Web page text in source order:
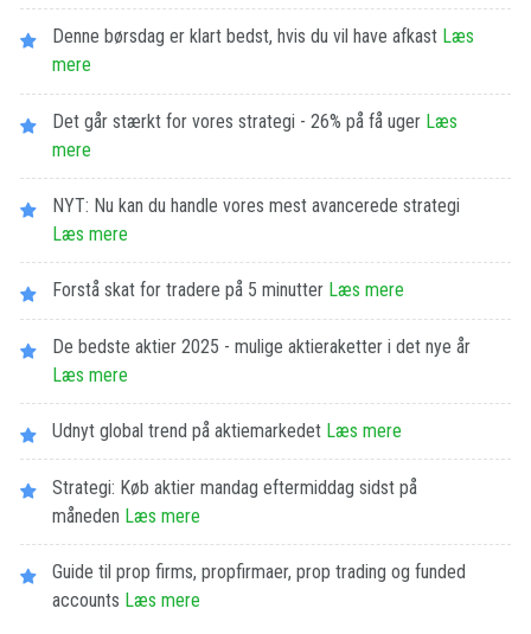
Denne børsdag er klart bedst, hvis du vil have afkast Læs
mere
Det går stærkt for vores strategi - 26% på få uger Læs
mere
NYT: Nu kan du handle vores mest avancerede strategi
Læs mere
Forstå skat for tradere på 5 minutter Læs mere
De bedste aktier 2025 - mulige aktieraketter i det nye år
Læs mere
Udnyt global trend på aktiemarkedet Læs mere
Strategi: Køb aktier mandag eftermiddag sidst på
måneden Læs mere
Guide til prop firms, propfirmaer, prop trading og funded
accounts Læs mere